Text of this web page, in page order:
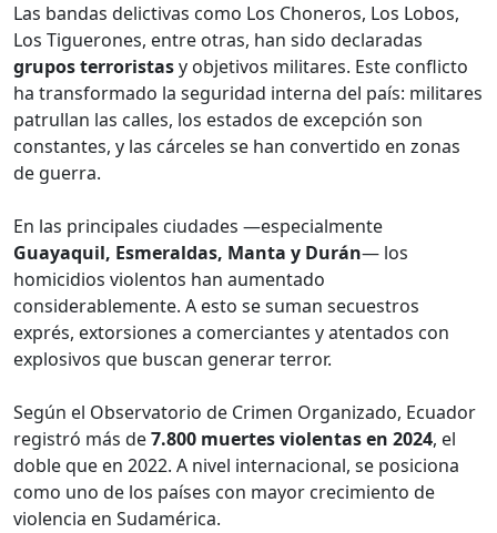
Las bandas delictivas como Los Choneros, Los Lobos,
Los Tiguerones, entre otras, han sido declaradas
grupos terroristasy objetivos militares. Este conflicto
ha transformado la seguridad interna del país: militares
patrullan las calles, los estados de excepción son
constantes, y las cárceles se han convertido en zonas
de guerra.
En las principales ciudades —especialmente
Guayaquil, Esmeraldas, Manta y Durán— los
homicidios violentos han aumentado
considerablemente. A esto se suman secuestros
exprés, extorsiones a comerciantes y atentados con
explosivos que buscan generar terror.
Según el Observatorio de Crimen Organizado, Ecuador
registró más de7.800 muertes violentas en 2024, el
doble que en 2022. A nivel internacional, se posiciona
como uno de los países con mayor crecimiento de
violencia en Sudamérica.